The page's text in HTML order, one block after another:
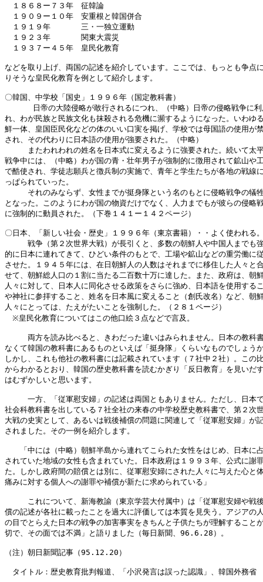
１８６８ー７３年　征韓論
１９０９ー１０年　安重根と韓国併合
１９１９年　　　　三・一独立運動
１９２３年　　　　関東大震災
１９３７ー４５年　皇民化教育
などを取り上げ、両国の記述を紹介しています。ここでは、もっとも争点
りそうな皇民化教育を例として紹介します。
〇韓国、中学校「国史」１９９６年（国定教科書）
日帝の大陸侵略が敢行されるにつれ、（中略）日帝の侵略戦争に
れ、わが民族と民族文化も抹殺される危機に瀕するようになった。いわゆ
鮮一体、皇国臣民化などの体のいい口実を掲げ、学校では母国語の使用が
され、その代わりに日本語の使用が強要された。（中略）
またわれわれの姓名を日本式に変えるように強要された。続いて太
戦争中には、（中略）わが国の青・壮年男子が強制的に徴用されて鉱山や
で酷使され、学徒志願兵と徴兵制の実施で、青年と学生たちが各地の戦線
っぱられていった。
それのみならず、女性までが挺身隊という名のもとに侵略戦争の犠
となった。このようにわが国の物資だけでなく、人力までもが彼らの侵略
に強制的に動員された。（下巻１４１ー１４２ページ）
〇日本、「新しい社会・歴史」１９９６年（東京書籍）・・よく使われる
戦争（第２次世界大戦）が長引くと、多数の朝鮮人や中国人までも
的に日本に連れてきて、ひどい条件のもとで、工場や鉱山などの重労働に
させた。１９４５年には、在日朝鮮人の人数はそれまでに移住した人々と
せて、朝鮮総人口の１割に当たる二百数十万に達した。また、政府は、朝
人々に対して、日本人に同化させる政策をさらに強め、日本語を使用する
や神社に参拝すること、姓名を日本風に変えること（創氏改名）など、朝
人々にとっては、たえがたいことを強制した。（２８１ページ）
※皇民化教育についてはこの他口絵３点などで言及。
両方を読み比べると、きわだった違いはみられません。日本の教科
なくて韓国の教科書にあるものといえば「挺身隊」くらいなものでしょう
しかし、これも他社の教科書には記載されています（７社中２社）。この
からわかるとおり、韓国の歴史教科書を読むかぎり「反日教育」を見いだ
はむずかしいと思います。
一方、「従軍慰安婦」の記述は両国ともありません。ただし、日本
社会科教科書を出している７社全社の来春の中学校歴史教科書で、第２次
大戦の史実として、あるいは戦後補償の問題に関連して「従軍慰安婦」が
されました。その一例を紹介します。
「中には（中略）朝鮮半島から連れてこられた女性をはじめ、日本に
されていた地域の女性も含まれていた。日本政府は１９９３年、公式に謝
た。しかし政府間の賠償とは別に、従軍慰安婦にされた人々に与えた心と
痛みに対する個人への謝罪や補償が新たに求められている」
これについて、新海教諭（東京学芸大付属中）は「従軍慰安婦や戦
償の記述が各社に載ったことを過大に評価しては本質を見失う。アジアの
の目でとらえた日本の戦争の加害事実をきちんと子供たちが理解すること
切で、その面では不満」と語りました（毎日新聞、96.6.28）。
（注）朝日新聞記事（95.12.20）
タイトル：歴史教育批判報道、「小沢発言は誤った認識」、韓国外務省